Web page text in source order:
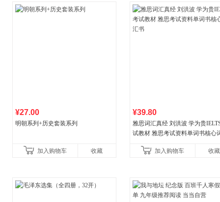
¥27.00
明朝系列+历史套装系列
加入购物车 收藏
¥39.80
雅思词汇真经 刘洪波 学为贵
试教材 雅思考试资料单词书核心
加入购物车
收藏